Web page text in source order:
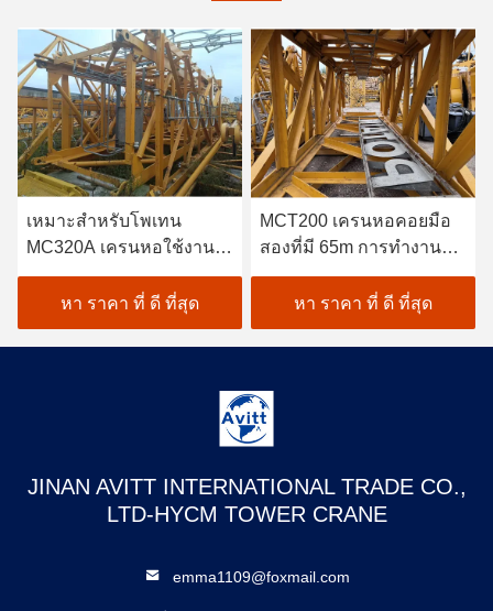
เหมาะสําหรับโพเทน
MC320A เครนหอใช้งานที่
มีส่วน Mast L68 และความ
สูงอิสระ 52m
หา ราคา ที่ ดี ที่สุด
MCT200 เครนหอคอยมือ
สองที่มี 65m การทํางาน
Jib และ 10tons ภาระสูงสุด
หา ราคา ที่ ดี ที่สุด
JINAN AVITT INTERNATIONAL TRADE CO.,
LTD-HYCM TOWER CRANE
emma1109@foxmail.com